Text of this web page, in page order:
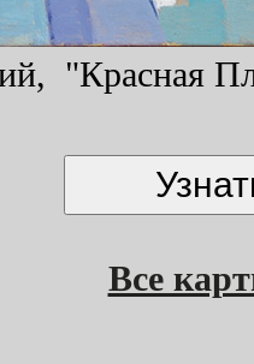
"Красная
Все